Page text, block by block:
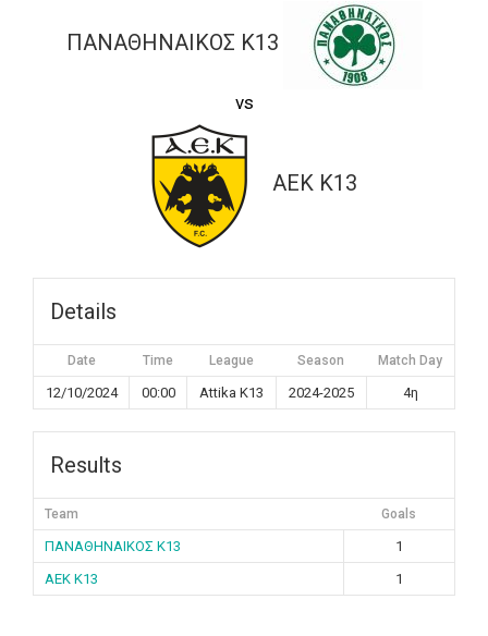
ΠΑΝΑΘΗΝΑΙΚΟΣ K13
vs
ΑΕΚ K13
Details
Date Time League Season Match Day
12/10/2024 00:00 Attika K13 2024-2025 4η
Results
Team Goals
ΠΑΝΑΘΗΝΑΙΚΟΣ K13
1
ΑΕΚ K13
1